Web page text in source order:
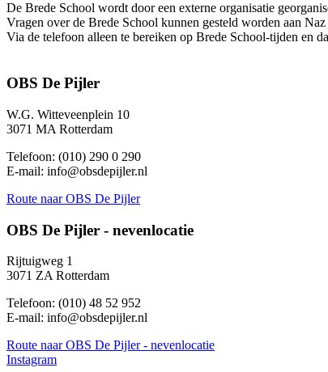
De Brede School wordt door een externe organisatie
Vragen over de Brede School kunnen gesteld worden aan
Via de telefoon alleen te bereiken op Brede School-tijden en
OBS De Pijler
W.G. Witteveenplein 10
3071 MA Rotterdam
Telefoon: (010) 290 0 290
E-mail: info@obsdepijler.nl
Route naar OBS De Pijler
OBS De Pijler - nevenlocatie
Rijtuigweg 1
3071 ZA Rotterdam
Telefoon: (010) 48 52 952
E-mail: info@obsdepijler.nl
Route naar OBS De Pijler - nevenlocatie
Instagram